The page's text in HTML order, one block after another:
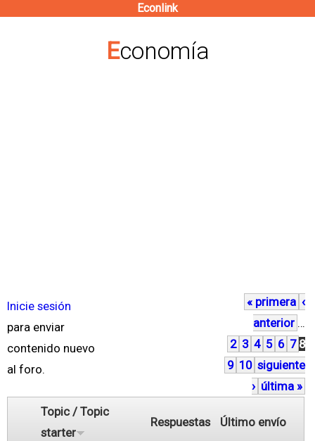
contenido
Econlink
Economía
Inicie sesión
para enviar
contenido nuevo
al foro.
P
á
g
i
« primera ‹
anterior …
2 3 4 5 6 7 8
9 10 siguiente
› última »
Topic / Topic
starter
Respuestas Último envío